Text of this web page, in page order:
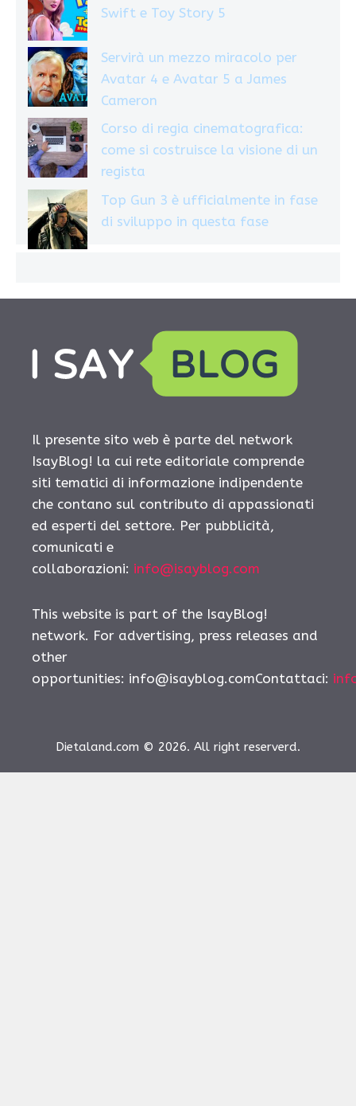
Swift e Toy Story 5
Servirà un mezzo miracolo per
Avatar 4 e Avatar 5 a James
Cameron
Corso di regia cinematografica:
come si costruisce la visione di un
regista
Top Gun 3 è ufficialmente in fase
di sviluppo in questa fase
Il presente sito web è parte del network
IsayBlog! la cui rete editoriale comprende
siti tematici di informazione indipendente
che contano sul contributo di appassionati
ed esperti del settore. Per pubblicità,
comunicati e
collaborazioni: info@isayblog.com
This website is part of the IsayBlog!
network. For advertising, press releases and
other
opportunities: info@isayblog.comContattaci:
Dietaland.com © 2026. All right reserverd.